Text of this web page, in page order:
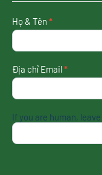
nhận
tin
nhất
Họ & Tên *
Địa chỉ Email*
If you are human,